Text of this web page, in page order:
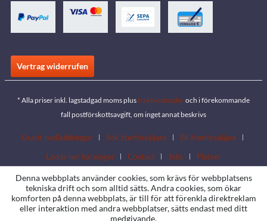
Vertrag widerrufen
* Alla priser inkl. lagstadgad moms plusfraktkostnaderoch i förekommande
fall postförskottsavgift, om inget annat beskrivs
Gratis nedladdningar Sök återförsäljare
Bli återförsäljare
Ladda ner kataloger
Contact Jobs Platser
Denna webbplats använder cookies, som krävs för webbplatsens
tekniska drift och som alltid sätts. Andra cookies, som ökar
komforten på denna webbplats, är till för att förenkla direktreklam
eller interaktion med andra webbplatser, sätts endast med ditt
medgivande.